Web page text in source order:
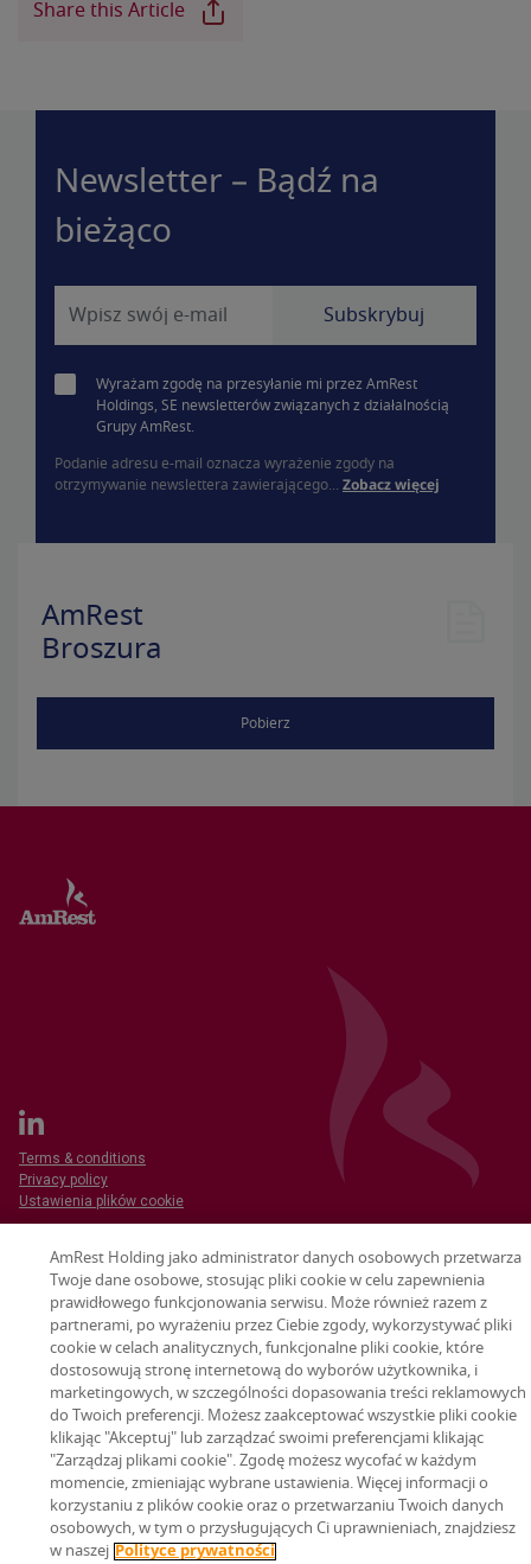
Share this Article
Newsletter – Bądź na
bieżąco
Wyrażam zgodę na przesyłanie mi przez AmRest
Holdings, SE newsletterów związanych z działalnością
Grupy AmRest.
Podanie adresu e-mail oznacza wyrażenie zgody na
otrzymywanie newslettera zawierającego... Zobacz więcej
AmRest
Broszura
Pobierz
Terms & conditions
Privacy policy
Ustawienia plików cookie
AmRest Holding jako administrator danych osobowych przetwarza
Twoje dane osobowe, stosując pliki cookie w celu zapewnienia
prawidłowego funkcjonowania serwisu. Może również razem z
partnerami, po wyrażeniu przez Ciebie zgody, wykorzystywać pliki
cookie w celach analitycznych, funkcjonalne pliki cookie, które
dostosowują stronę internetową do wyborów użytkownika, i
marketingowych, w szczególności dopasowania treści reklamowych
do Twoich preferencji. Możesz zaakceptować wszystkie pliki cookie
klikając "Akceptuj" lub zarządzać swoimi preferencjami klikając
"Zarządzaj plikami cookie". Zgodę możesz wycofać w każdym
momencie, zmieniając wybrane ustawienia. Więcej informacji o
korzystaniu z plików cookie oraz o przetwarzaniu Twoich danych
osobowych, w tym o przysługujących Ci uprawnieniach, znajdziesz
w naszej
Polityce prywatności